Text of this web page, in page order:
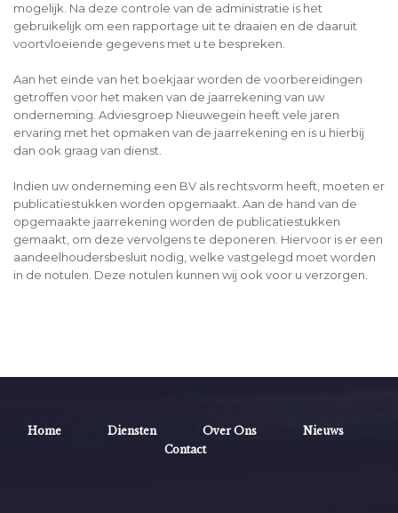
mogelijk. Na deze controle van de administratie is het
gebruikelijk om een rapportage uit te draaien en de daaruit
voortvloeiende gegevens met u te bespreken.
Aan het einde van het boekjaar worden de voorbereidingen
getroffen voor het maken van de jaarrekening van uw
onderneming. Adviesgroep Nieuwegein heeft vele jaren
ervaring met het opmaken van de jaarrekening en is u hierbij
dan ook graag van dienst.
Indien uw onderneming een BV als rechtsvorm heeft, moeten er
publicatiestukken worden opgemaakt. Aan de hand van de
opgemaakte jaarrekening worden de publicatiestukken
gemaakt, om deze vervolgens te deponeren. Hiervoor is er een
aandeelhoudersbesluit nodig, welke vastgelegd moet worden
in de notulen. Deze notulen kunnen wij ook voor u verzorgen.
Home Diensten Over Ons
Nieuws
Contact